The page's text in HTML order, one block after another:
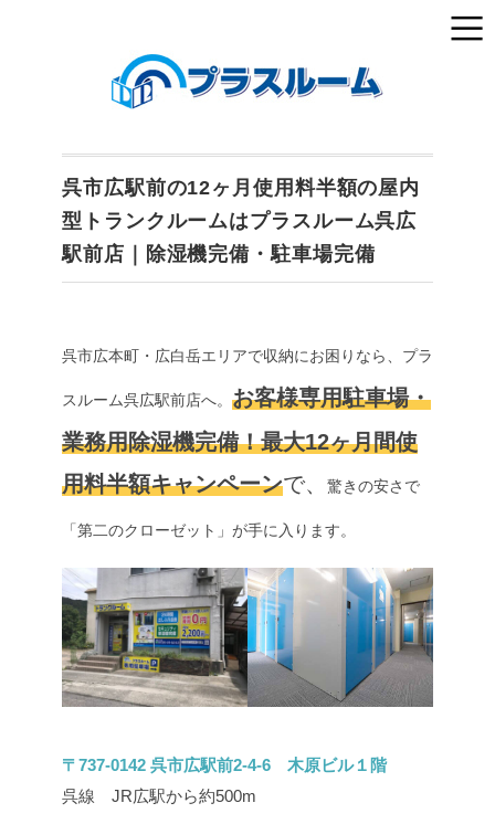
呉市広駅前の12ヶ月使用料半額の屋内
型トランクルームはプラスルーム呉広
駅前店｜除湿機完備・駐車場完備
呉市広本町・広白岳エリアで収納にお困りなら、プラ
スルーム呉広駅前店へ。 お客様専用駐車場・
業務用除湿機完備！最大12ヶ月間使
用料半額キャンペーンで、 驚きの安さで
「第二のクローゼット」が手に入ります。
〒737-0142 呉市広駅前2-4-6 木原ビル１階
呉線 JR広駅から約500m